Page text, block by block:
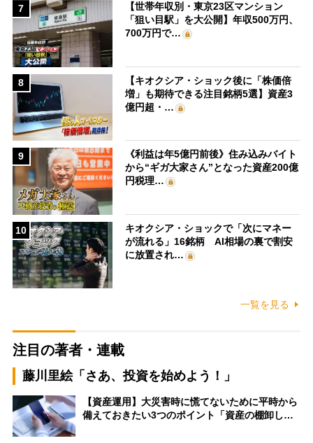
7
【世帯年収別・東京23区マンション
「狙い目駅」を大公開】年収500万円、
700万円で…
8
【キオクシア・ショック後に「株価倍
増」も期待できる注目銘柄5選】資産3
億円超・…
9
《利益は年5億円前後》住み込みバイト
から“ギガ大家さん”となった資産200億
円税理…
10
キオクシア・ショックで「次にマネー
が流れる」16銘柄 AI相場の裏で割安
に放置され…
一覧を見る
注目の著者・連載
藤川里絵「さあ、投資を始めよう！」
【資産運用】大災害時に慌てないために平時から
備えておきたい3つのポイント「資産の棚卸し…